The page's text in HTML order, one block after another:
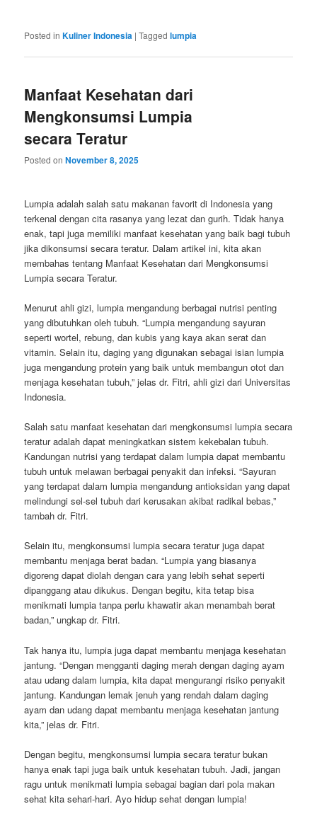
Posted in Kuliner Indonesia |Tagged lumpia
Manfaat Kesehatan dari
Mengkonsumsi Lumpia
secara Teratur
Posted onNovember 8, 2025
Lumpia adalah salah satu makanan favorit di Indonesia yang
terkenal dengan cita rasanya yang lezat dan gurih. Tidak hanya
enak, tapi juga memiliki manfaat kesehatan yang baik bagi tubuh
jika dikonsumsi secara teratur. Dalam artikel ini, kita akan
membahas tentang Manfaat Kesehatan dari Mengkonsumsi
Lumpia secara Teratur.
Menurut ahli gizi, lumpia mengandung berbagai nutrisi penting
yang dibutuhkan oleh tubuh. “Lumpia mengandung sayuran
seperti wortel, rebung, dan kubis yang kaya akan serat dan
vitamin. Selain itu, daging yang digunakan sebagai isian lumpia
juga mengandung protein yang baik untuk membangun otot dan
menjaga kesehatan tubuh,” jelas dr. Fitri, ahli gizi dari Universitas
Indonesia.
Salah satu manfaat kesehatan dari mengkonsumsi lumpia secara
teratur adalah dapat meningkatkan sistem kekebalan tubuh.
Kandungan nutrisi yang terdapat dalam lumpia dapat membantu
tubuh untuk melawan berbagai penyakit dan infeksi. “Sayuran
yang terdapat dalam lumpia mengandung antioksidan yang dapat
melindungi sel-sel tubuh dari kerusakan akibat radikal bebas,”
tambah dr. Fitri.
Selain itu, mengkonsumsi lumpia secara teratur juga dapat
membantu menjaga berat badan. “Lumpia yang biasanya
digoreng dapat diolah dengan cara yang lebih sehat seperti
dipanggang atau dikukus. Dengan begitu, kita tetap bisa
menikmati lumpia tanpa perlu khawatir akan menambah berat
badan,” ungkap dr. Fitri.
Tak hanya itu, lumpia juga dapat membantu menjaga kesehatan
jantung. “Dengan mengganti daging merah dengan daging ayam
atau udang dalam lumpia, kita dapat mengurangi risiko penyakit
jantung. Kandungan lemak jenuh yang rendah dalam daging
ayam dan udang dapat membantu menjaga kesehatan jantung
kita,” jelas dr. Fitri.
Dengan begitu, mengkonsumsi lumpia secara teratur bukan
hanya enak tapi juga baik untuk kesehatan tubuh. Jadi, jangan
ragu untuk menikmati lumpia sebagai bagian dari pola makan
sehat kita sehari-hari. Ayo hidup sehat dengan lumpia!